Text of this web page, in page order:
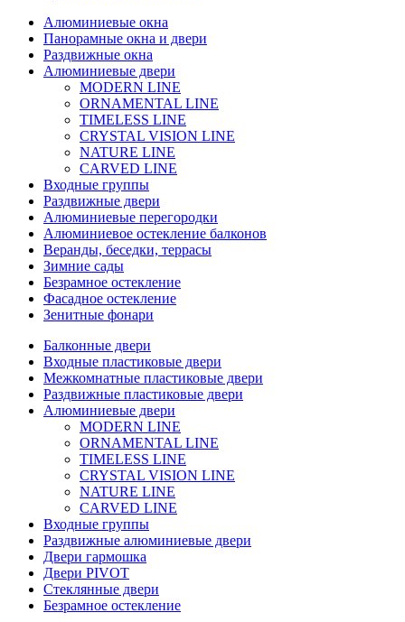
Алюминиевые окна
Панорамные окна и двери
Раздвижные окна
Алюминиевые двери
MODERN LINE
ORNAMENTAL LINE
TIMELESS LINE
CRYSTAL VISION LINE
NATURE LINE
CARVED LINE
Входные группы
Раздвижные двери
Алюминиевые перегородки
Алюминиевое остекление балконов
Веранды, беседки, террасы
Зимние сады
Безрамное остекление
Фасадное остекление
Зенитные фонари
Балконные двери
Входные пластиковые двери
Межкомнатные пластиковые двери
Раздвижные пластиковые двери
Алюминиевые двери
MODERN LINE
ORNAMENTAL LINE
TIMELESS LINE
CRYSTAL VISION LINE
NATURE LINE
CARVED LINE
Входные группы
Раздвижные алюминиевые двери
Двери гармошка
Двери PIVOT
Стеклянные двери
Безрамное остекление